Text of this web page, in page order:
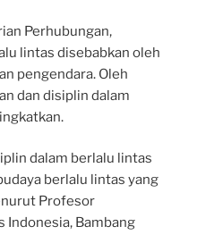
Perhubungan,
lintas disebabkan oleh
pengendara. Oleh
dan disiplin dalam
dalam berlalu lintas
berlalu lintas yang
Profesor
Indonesia, Bambang